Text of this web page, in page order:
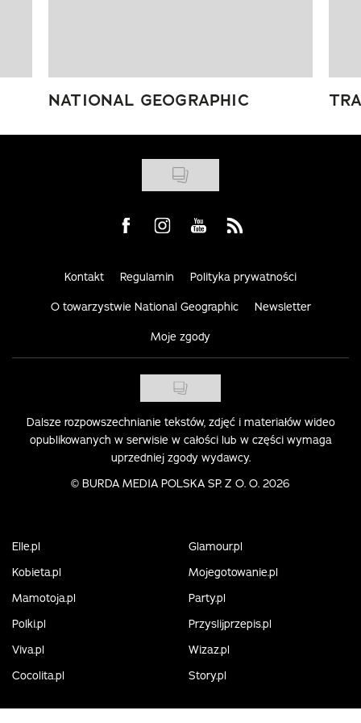
NATIONAL GEOGRAPHIC
Visit us on Facebook
Visit us on Instagram
Visit us on Youtube
Visit us on Rss
Kontakt Regulamin Polityka prywatności
O towarzystwie National Geographic Newsletter
Moje zgody
Dalsze rozpowszechnianie tekstów, zdjęć i materiałów wideo
opublikowanych w serwisie w całości lub w części wymaga
uprzedniej zgody wydawcy.
© BURDA MEDIA POLSKA SP. Z O. O. 2026
Elle.pl
Glamour.pl
Kobieta.pl
Mojegotowanie.pl
Mamotoja.pl
Party.pl
Polki.pl
Przyslijprzepis.pl
Viva.pl
Wizaz.pl
Cocolita.pl
Story.pl